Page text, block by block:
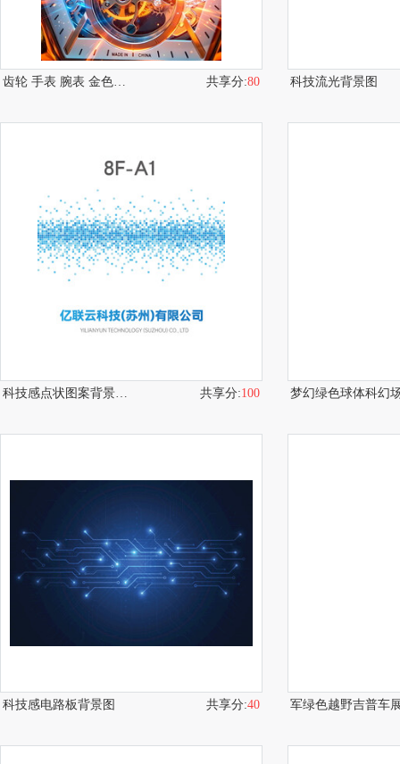
齿轮 手表 腕表 金色光线 共享分:80 科技流光背景图
科技感点状图案背景设计 共享分:100 梦幻绿色球体科幻
科技感电路板背景图 共享分:40 军绿色越野吉普车